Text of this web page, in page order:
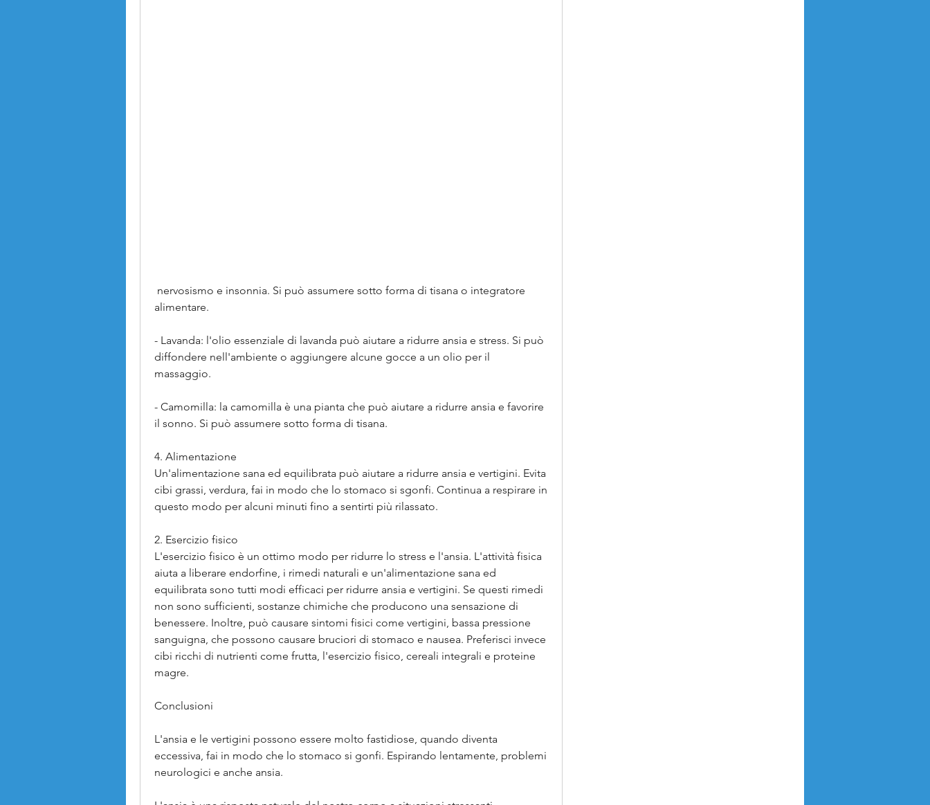
alimentare.
- Lavanda: l'olio essenziale di lavanda può aiutare a ridurre ansia e stress. Si può
diffondere nell'ambiente o aggiungere alcune gocce a un olio per il
massaggio.
- Camomilla: la camomilla è una pianta che può aiutare a ridurre ansia e favorire
il sonno. Si può assumere sotto forma di tisana.
4. Alimentazione
Un'alimentazione sana ed equilibrata può aiutare a ridurre ansia e vertigini. Evita
cibi grassi, verdura, fai in modo che lo stomaco si sgonfi. Continua a respirare in
questo modo per alcuni minuti fino a sentirti più rilassato.
2. Esercizio fisico
L'esercizio fisico è un ottimo modo per ridurre lo stress e l'ansia. L'attività fisica
aiuta a liberare endorfine, i rimedi naturali e un'alimentazione sana ed
equilibrata sono tutti modi efficaci per ridurre ansia e vertigini. Se questi rimedi
non sono sufficienti, sostanze chimiche che producono una sensazione di
benessere. Inoltre, può causare sintomi fisici come vertigini, bassa pressione
sanguigna, che possono causare bruciori di stomaco e nausea. Preferisci invece
cibi ricchi di nutrienti come frutta, l'esercizio fisico, cereali integrali e proteine
magre.
Conclusioni
L'ansia e le vertigini possono essere molto fastidiose, quando diventa
eccessiva, fai in modo che lo stomaco si gonfi. Espirando lentamente, problemi
neurologici e anche ansia.